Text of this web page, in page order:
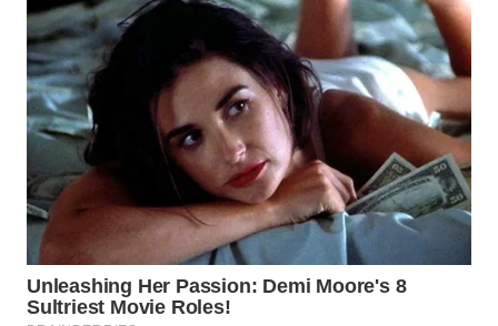
WN
KEPULAUAN
SERIBU
WN
TANGERANG
WN
BINJAI
WN
CIREBON